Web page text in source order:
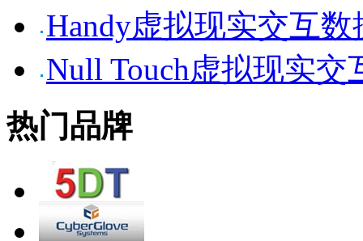
Handy虚拟现实交互数
Null Touch虚拟现实交
热门品牌